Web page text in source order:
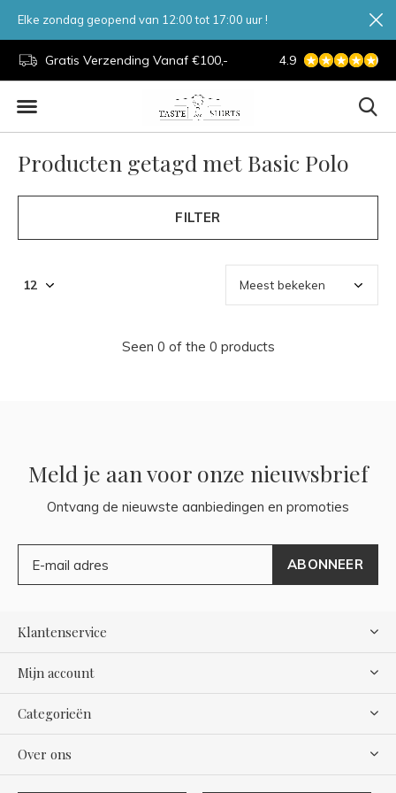
Gratis Verzending Vanaf €100,- 7 Dagen Per
4.9
Elke zondag geopend van 12:00 tot 17:00 uur !
Producten getagd met Basic Polo
FILTER
Seen 0 of the 0 products
Meld je aan voor onze nieuwsbrief
Ontvang de nieuwste aanbiedingen en promoties
ABONNEER
Klantenservice
Mijn account
Categorieën
Over ons